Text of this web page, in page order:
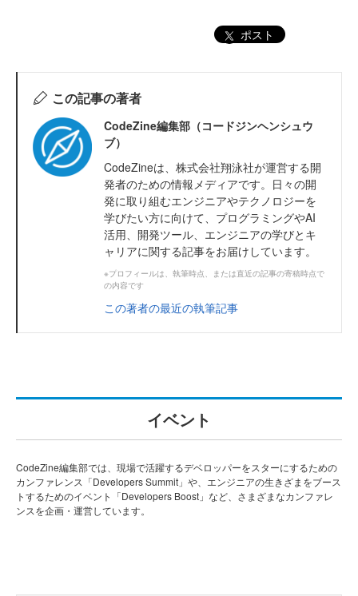
ポスト
この記事の著者
CodeZine編集部（コードジンヘンシュウ
ブ）
CodeZineは、株式会社翔泳社が運営する開
発者のための情報メディアです。日々の開
発に取り組むエンジニアやテクノロジーを
学びたい方に向けて、プログラミングやAI
活用、開発ツール、エンジニアの学びとキ
ャリアに関する記事をお届けしています。
※プロフィールは、執筆時点、または直近の記事の寄稿時点で
の内容です
この著者の最近の執筆記事
イベント
CodeZine編集部では、現場で活躍するデベロッパーをスターにするための
カンファレンス「Developers Summit」や、エンジニアの生きざまをブース
トするためのイベント「Developers Boost」など、さまざまなカンファレ
ンスを企画・運営しています。